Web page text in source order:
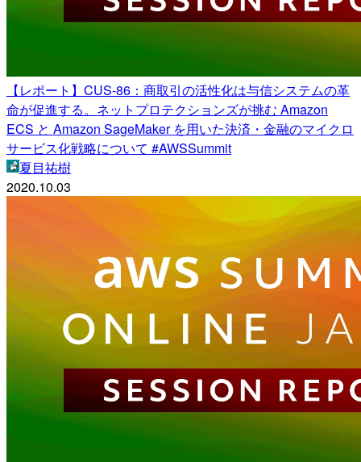
【レポート】CUS-86：商取引の活性化は与信システムの革
命が促進する。ネットプロテクションズが挑む Amazon
ECS と Amazon SageMaker を用いた決済・金融のマイクロ
サービス化戦略について #AWSSummit
夏目祐樹
2020.10.03